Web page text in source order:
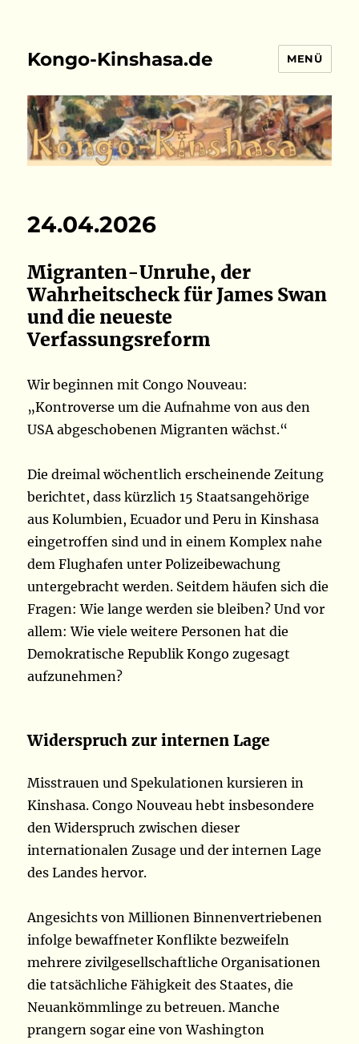
Kongo-Kinshasa.de MENÜ
24.04.2026
Migranten-Unruhe, der
Wahrheitscheck für James Swan
und die neueste
Verfassungsreform
Wir beginnen mit Congo Nouveau:
„Kontroverse um die Aufnahme von aus den
USA abgeschobenen Migranten wächst.“
Die dreimal wöchentlich erscheinende Zeitung
berichtet, dass kürzlich 15 Staatsangehörige
aus Kolumbien, Ecuador und Peru in Kinshasa
eingetroffen sind und in einem Komplex nahe
dem Flughafen unter Polizeibewachung
untergebracht werden. Seitdem häufen sich die
Fragen: Wie lange werden sie bleiben? Und vor
allem: Wie viele weitere Personen hat die
Demokratische Republik Kongo zugesagt
aufzunehmen?
Widerspruch zur internen Lage
Misstrauen und Spekulationen kursieren in
Kinshasa. Congo Nouveau hebt insbesondere
den Widerspruch zwischen dieser
internationalen Zusage und der internen Lage
des Landes hervor.
Angesichts von Millionen Binnenvertriebenen
infolge bewaffneter Konflikte bezweifeln
mehrere zivilgesellschaftliche Organisationen
die tatsächliche Fähigkeit des Staates, die
Neuankömmlinge zu betreuen. Manche
prangern sogar eine von Washington